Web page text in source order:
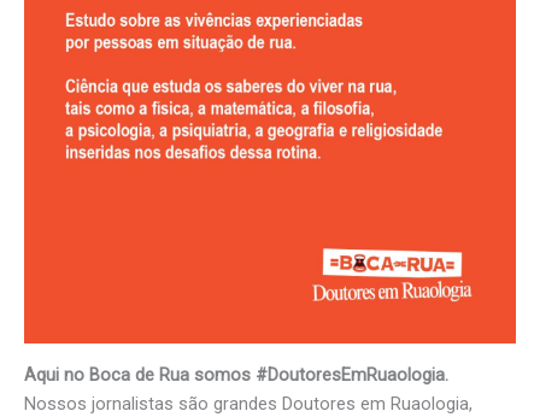
Aqui no Boca de Rua somos #DoutoresEmRuaologia.
Nossos jornalistas são grandes Doutores em Ruaologia,